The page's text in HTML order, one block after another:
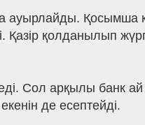
ауырлайды. Қосымша
қолданылып
Сол арқылы банк
де есептейді.